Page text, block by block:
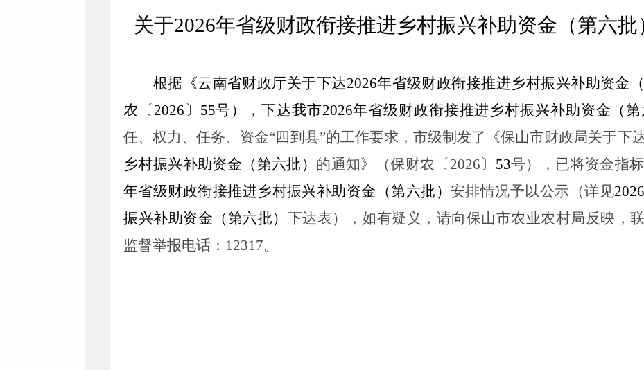
关于2026年省级财政衔接推进乡村振兴补助资金（第六
根据《云南省财政厅关于下达2026年省级财政衔接推进乡村振兴补助资金
农
〔2026 〕 55号），下达我市2026年省级财政衔接推进乡村振兴补助资金（第
任、权力、任务、资金“四到县”的工作要求，市级制发了《保山市财政局关于下
乡村振兴补助资金（第六批） 的通知》 （保财农 〔 2026〕 53号） ， 已将资金指
年省级财政衔接推进乡村振兴补助资金（第六批） 安排情况予以公示 （详见
振兴补助资金（第六批） 下达表）， 如有疑义，请向保山市农业农村局反映，
监督举报电话：12317。